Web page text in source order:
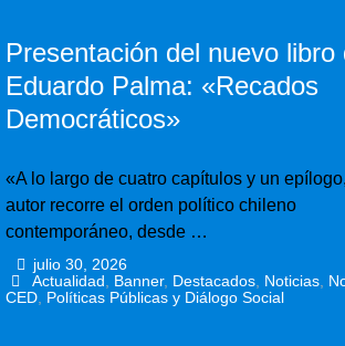
Presentación del nuevo libro
Eduardo Palma: «Recados
Democráticos»
«A lo largo de cuatro capítulos y un
autor recorre el orden político chileno
contemporáneo, desde …
julio 30, 2026
Actualidad Banner, Destacados, Noticias,
CED Políticas Públicas y Diálogo Social